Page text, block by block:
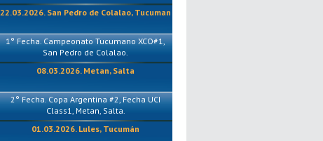
22.03.2026. San Pedro de Colalao, Tucuman
1° Fecha. Campeonato Tucumano XCO#1,
San Pedro de Colalao.
08.03.2026. Metan, Salta
2° Fecha. Copa Argentina #2, Fecha UCI
Class1, Metan, Salta.
01.03.2026. Lules, Tucumán